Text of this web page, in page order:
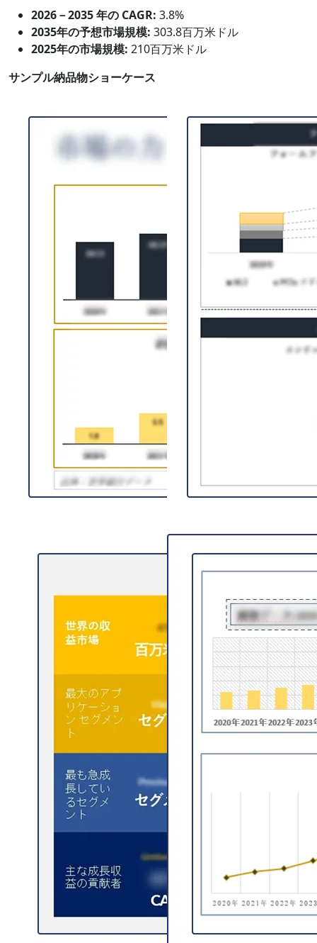
2026－2035 年の CAGR: 3.8%
2035年の予想市場規模: 303.8百万米ドル
2025年の市場規模: 210百万米ドル
サンプル納品物ショーケース